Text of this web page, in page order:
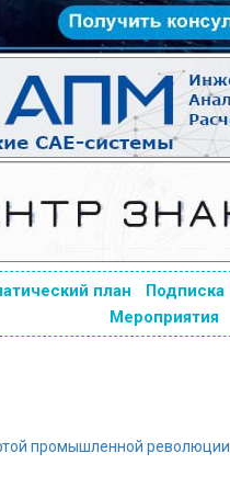
план Подписка
Мероприятия
промышленной революции